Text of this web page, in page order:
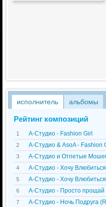
исполнитель альбомы
Рейтинг композиций
1 А-Студио - Fashion Girl
2 А-Студио & AsoA - Fashion
3 А-Студио и Отпетые
4 А-Студио - Хочу Влюбиться
5 А-Студио - Хочу Влюбиться
6 А-Студио - Просто прощай
7 А-Студио - Ночь Подруга